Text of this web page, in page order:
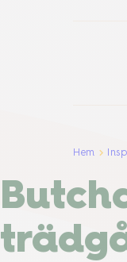
Hem